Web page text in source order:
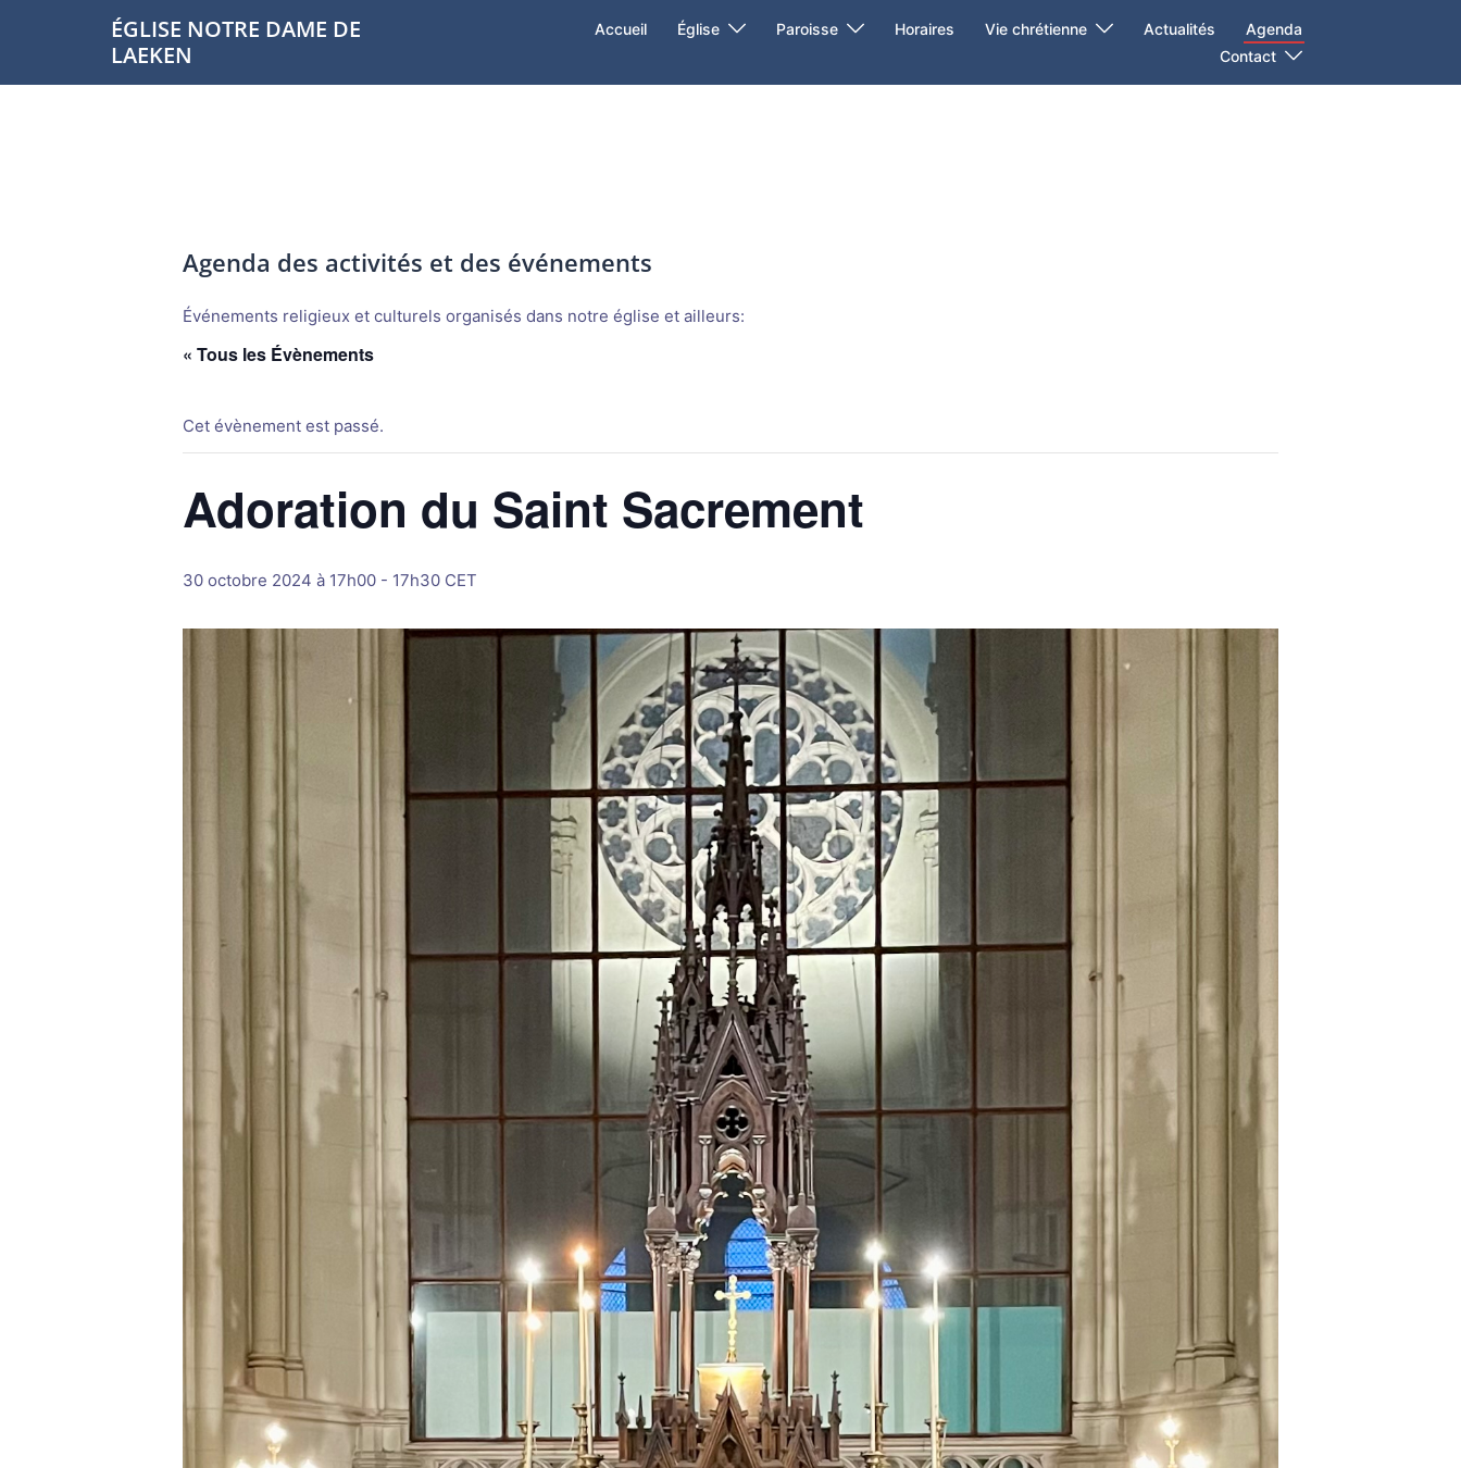
ÉGLISE NOTRE DAME DE
LAEKEN
Accueil Église Paroisse Horaires Vie chrétienne Actualités
Agenda
Contact
Agenda des activités et des événements
Événements religieux et culturels organisés dans notre église et ailleurs:
« Tous les Évènements
Cet évènement est passé.
Adoration du Saint Sacrement
30 octobre 2024 à 17h00 - 17h30 CET